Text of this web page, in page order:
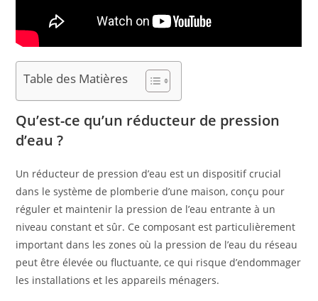
Table des Matières
Qu’est-ce qu’un réducteur de pression
d’eau ?
Un réducteur de pression d’eau est un dispositif crucial
dans le système de plomberie d’une maison, conçu pour
réguler et maintenir la pression de l’eau entrante à un
niveau constant et sûr. Ce composant est particulièrement
important dans les zones où la pression de l’eau du réseau
peut être élevée ou fluctuante, ce qui risque d’endommager
les installations et les appareils ménagers.